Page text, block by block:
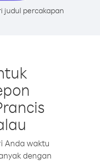
judul percakapan
Anda waktu
dengan